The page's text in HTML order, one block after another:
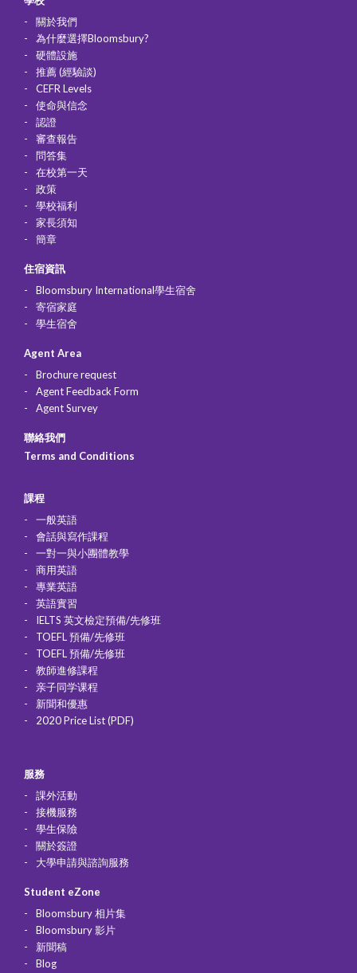
關於我們
為什麼選擇Bloomsbury?
硬體設施
推薦 (經驗談)
CEFR Levels
使命與信念
認證
審查報告
問答集
在校第一天
政策
學校福利
家長須知
簡章
住宿資訊
Bloomsbury International學生宿舍
寄宿家庭
學生宿舍
Agent Area
Brochure request
Agent Feedback Form
Agent Survey
聯絡我們
Terms and Conditions
課程
一般英語
會話與寫作課程
一對一與小團體教學
商用英語
專業英語
英語實習
IELTS 英文檢定預備/先修班
TOEFL 預備/先修班
TOEFL 預備/先修班
教師進修課程
亲子同学课程
新聞和優惠
2020 Price List (PDF)
服務
課外活動
接機服務
學生保險
關於簽證
大學申請與諮詢服務
Student eZone
Bloomsbury 相片集
Bloomsbury 影片
新聞稿
Blog